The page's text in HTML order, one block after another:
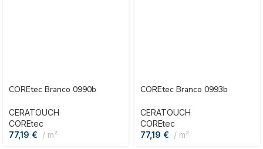
COREtec Branco 0990b
CERATOUCH
COREtec
77,19 € m²
COREtec Branco 0993b
CERATOUCH
COREtec
77,19 € m²